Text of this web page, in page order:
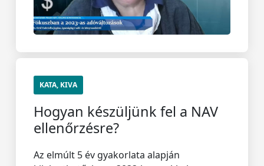
KATA, KIVA
Hogyan készüljünk fel a NAV
ellenőrzésre?
Az elmúlt 5 év gyakorlata alapján